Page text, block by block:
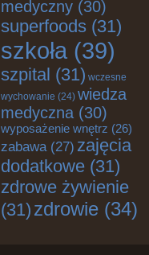
medyczny (30)
superfoods (31)
szkoła (39)
szpital (31) wczesne
wychowanie (24) wiedza
medyczna (30)
wyposażenie wnętrz (26)
zabawa(27) zajęcia
dodatkowe (31)
zdrowe żywienie
(31) zdrowie (34)